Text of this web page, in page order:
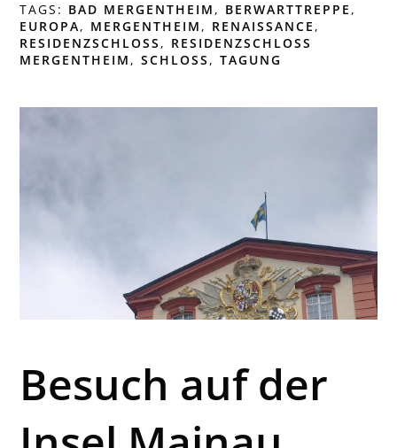
TAGS: BAD MERGENTHEIM , BERWARTTREPPE ,
EUROPA, MERGENTHEIM , RENAISSANCE ,
RESIDENZSCHLOSS , RESIDENZSCHLOSS
MERGENTHEIM ,SCHLOSS ,TAGUNG
Besuch auf der